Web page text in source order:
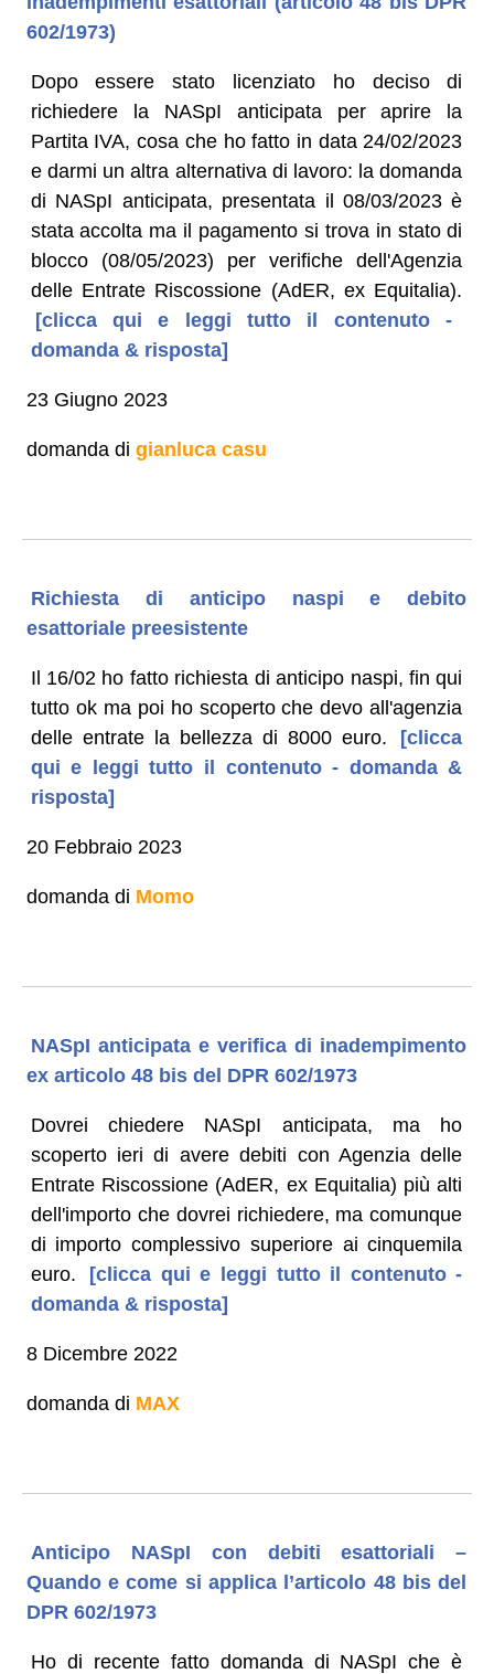
602/1973)
Dopo essere stato licenziato ho deciso di
richiedere la NASpI anticipata per aprire la
Partita IVA, cosa che ho fatto in data 24/02/2023
e darmi un altra alternativa di lavoro: la domanda
di NASpI anticipata, presentata il 08/03/2023 è
stata accolta ma il pagamento si trova in stato di
blocco (08/05/2023) per verifiche dell'Agenzia
delle Entrate Riscossione (AdER, ex Equitalia).
[clicca qui e leggi tutto il contenuto -
domanda & risposta]
23 Giugno 2023
domanda di gianluca casu
Richiesta di anticipo naspi e debito
esattoriale preesistente
Il 16/02 ho fatto richiesta di anticipo naspi, fin qui
tutto ok ma poi ho scoperto che devo all'agenzia
delle entrate la bellezza di 8000 euro.
[clicca
qui e leggi tutto il contenuto - domanda &
risposta]
20 Febbraio 2023
domanda di Momo
NASpI anticipata e verifica di inadempimento
ex articolo 48 bis del DPR 602/1973
Dovrei chiedere NASpI anticipata, ma ho
scoperto ieri di avere debiti con Agenzia delle
Entrate Riscossione (AdER, ex Equitalia) più alti
dell'importo che dovrei richiedere, ma comunque
di importo complessivo superiore ai cinquemila
euro.
[clicca qui e leggi tutto il contenuto -
domanda & risposta]
8 Dicembre 2022
domanda di MAX
Anticipo NASpI con debiti esattoriali –
Quando e come si applica l’articolo 48 bis del
DPR 602/1973
Ho di recente fatto domanda di NASpI che è